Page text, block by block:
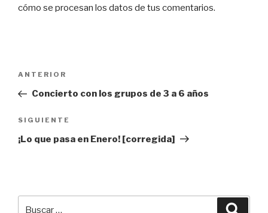
cómo se procesan los datos de tus comentarios.
entradas
Entrada
anterior:
ANTERIOR
Concierto con los grupos de 3 a 6 años
Siguiente
entrada
SIGUIENTE
¡Lo que pasa en Enero! [corregida]